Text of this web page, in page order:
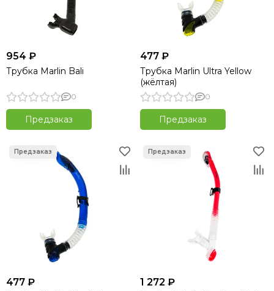
954 ₽
Трубка Marlin Bali
0
Предзаказ
477 ₽
Трубка Marlin Ultra Yellow
(жёлтая)
0
Предзаказ
477 ₽ 1 272 ₽